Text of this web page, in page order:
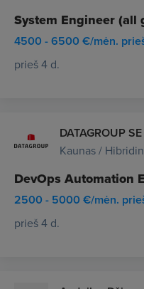
System Engineer (all
4500 - 6500 €/mėn.
prieš 4 d.
DATAGROUP SE
Kaunas /
DevOps Automation
2500 - 5000 €/mėn.
prieš 4 d.